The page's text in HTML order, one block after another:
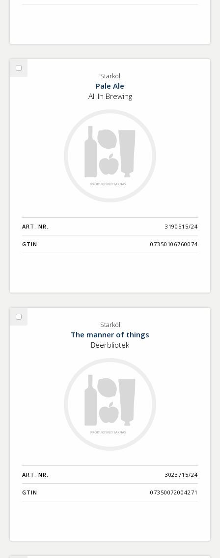
Välj
Starköl
Pale Ale
All In Brewing
ART. NR. 3190515/24
GTIN 07350106760074
Välj
Starköl
The manner of things
Beerbliotek
ART. NR. 3023715/24
GTIN 07350072004271